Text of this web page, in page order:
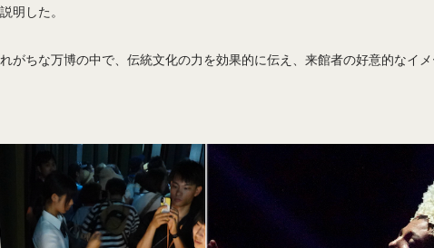
明した。
がちな万博の中で、伝統文化の力を効果的に伝え、来館者の好意的なイ